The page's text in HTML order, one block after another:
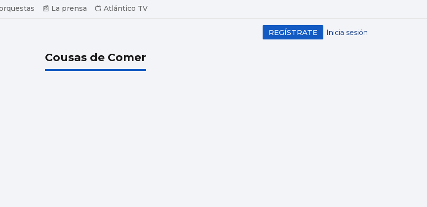
📰 La prensa 📺 Atlántico TV
Inicia sesión
REGÍSTRATE
Cousas de Comer